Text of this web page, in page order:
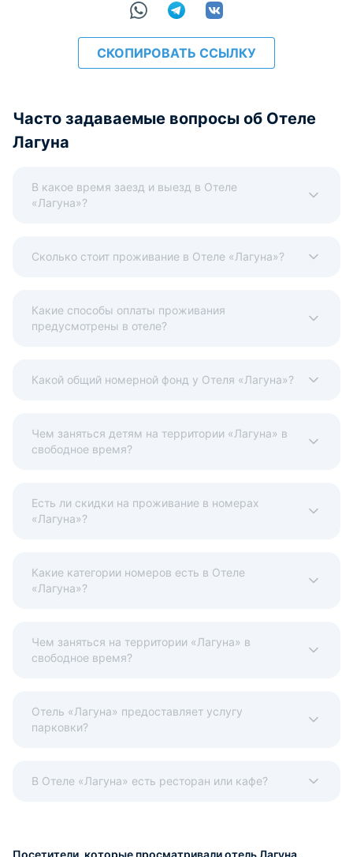
СКОПИРОВАТЬ ССЫЛКУ
Часто задаваемые вопросы об Отеле
Лагуна
В какое время заезд и выезд в Отеле
«Лагуна»?
Сколько стоит проживание в Отеле «Лагуна»?
Какие способы оплаты проживания
предусмотрены в отеле?
Какой общий номерной фонд у Отеля «Лагуна»?
Чем заняться детям на территории «Лагуна» в
свободное время?
Есть ли скидки на проживание в номерах
«Лагуна»?
Какие категории номеров есть в Отеле
«Лагуна»?
Чем заняться на территории «Лагуна» в
свободное время?
Отель «Лагуна» предоставляет услугу
парковки?
В Отеле «Лагуна» есть ресторан или кафе?
Посетители, которые просматривали отель Лагуна,